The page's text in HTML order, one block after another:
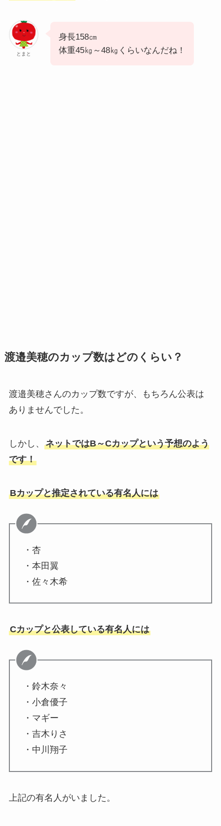
とまと
身長158㎝
体重45㎏～48㎏くらいなんだね！
渡邉美穂のカップ数はどのくらい？
渡邉美穂さんのカップ数ですが、もちろん公表は
ありませんでした。
しかし、 ネットではB～Cカップという予想のよう
です！
Bカップと推定されている有名人には
・杏
・本田翼
・佐々木希
Cカップと公表している有名人には
・鈴木奈々
・小倉優子
・マギー
・吉木りさ
・中川翔子
上記の有名人がいました。